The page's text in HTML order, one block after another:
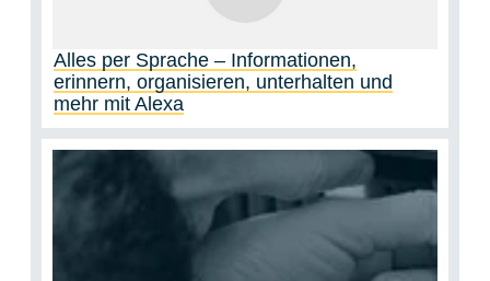
Alles per Sprache – Informationen,
erinnern, organisieren, unterhalten und
mehr mit Alexa